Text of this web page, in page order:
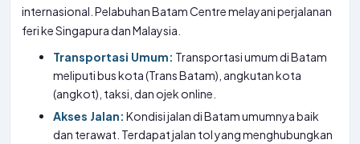
internasional. Pelabuhan Batam Centre melayani perjalanan
feri ke Singapura dan Malaysia.
Transportasi Umum: Transportasi umum di Batam
meliputi bus kota (Trans Batam), angkutan kota
(angkot), taksi, dan ojek online.
Akses Jalan: Kondisi jalan di Batam umumnya baik
dan terawat. Terdapat jalan tol yang menghubungkan